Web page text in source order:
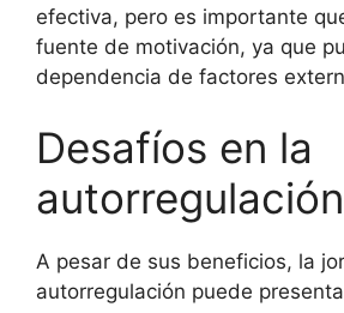
efectiva, pero es importante
fuente de motivación, ya que
dependencia de factores
Desafíos en la
autorregulación
A pesar de sus beneficios, la
autorregulación puede